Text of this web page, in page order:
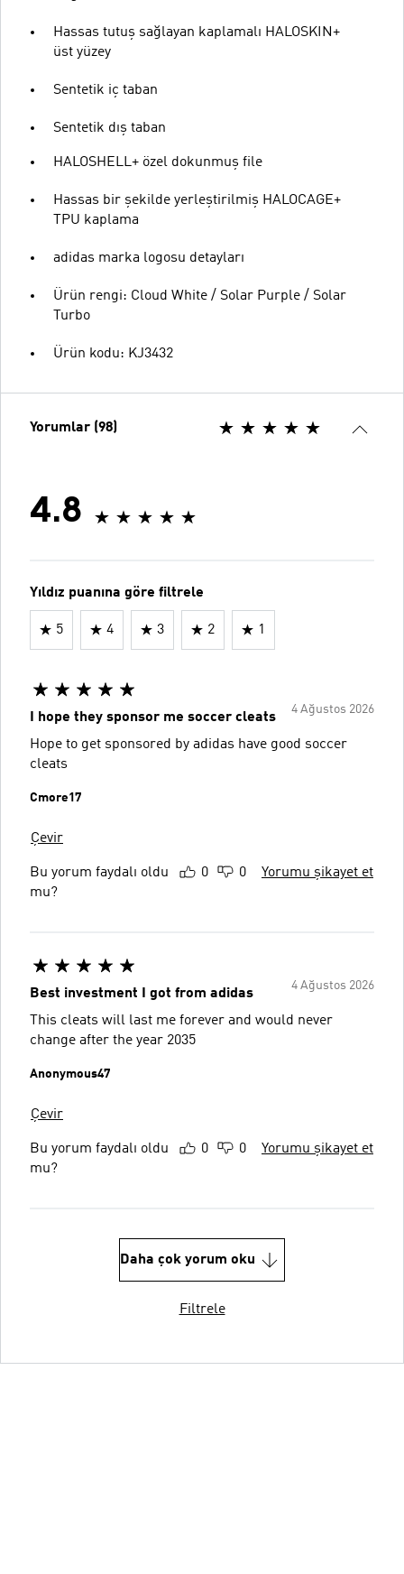
Hassas tutuş sağlayan kaplamalı HALOSKIN+
üst yüzey
Sentetik iç taban
Sentetik dış taban
HALOSHELL+ özel dokunmuş file
Hassas bir şekilde yerleştirilmiş HALOCAGE+
TPU kaplama
adidas marka logosu detayları
Ürün rengi: Cloud White / Solar Purple / Solar
Turbo
Ürün kodu: KJ3432
Yorumlar (98)
4.8
Yıldız puanına göre filtrele
5 4 3 2 1
4 Ağustos 2026
I hope they sponsor me soccer cleats
Hope to get sponsored by adidas have good soccer
cleats
Cmore17
Çevir
Bu yorum faydalı oldu
mu?
0 0 Yorumu şikayet et
4 Ağustos 2026
Best investment I got from adidas
This cleats will last me forever and would never
change after the year 2035
Anonymous47
Çevir
Bu yorum faydalı oldu
mu?
0 0 Yorumu şikayet et
Daha çok yorum oku
Filtrele